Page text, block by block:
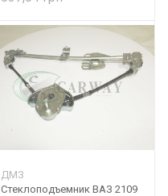
ДМЗ
Стеклоподъемник ВАЗ 2109